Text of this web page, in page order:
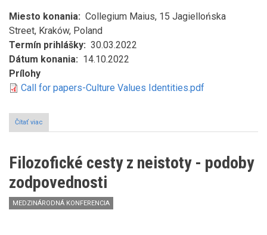
Miesto konania
Collegium Maius, 15 Jagiellońska
Street, Kraków, Poland
Termín prihlášky
30.03.2022
Dátum konania
14.10.2022
Prílohy
Call for papers-Culture Values Identities.pdf
Čítať viac
Culture,
Filozofické cesty z neistoty - podoby
zodpovednosti
MEDZINÁRODNÁ KONFERENCIA